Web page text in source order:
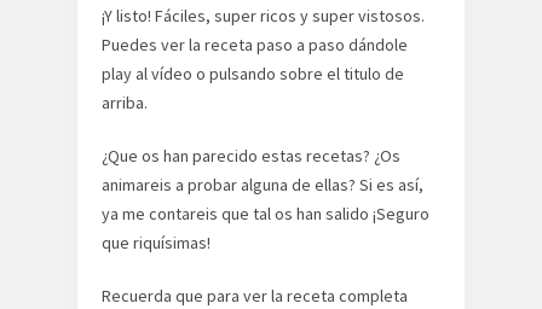
¡Y listo! Fáciles, super ricos y super vistosos.
Puedes ver la receta paso a paso dándole
play al vídeo o pulsando sobre el titulo de
arriba.
¿Que os han parecido estas recetas? ¿Os
animareis a probar alguna de ellas? Si es así,
ya me contareis que tal os han salido ¡Seguro
que riquísimas!
Recuerda que para ver la receta completa